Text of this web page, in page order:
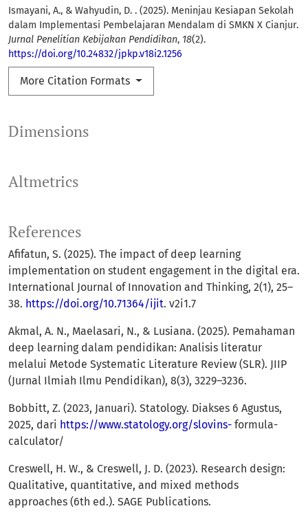
Dimensions
Altmetrics
Ismayani, A., & Wahyudin, D. . (2025). Meninjau Kesiapan Sekolah
dalam Implementasi Pembelajaran Mendalam di SMKN X Cianjur.
Jurnal Penelitian Kebijakan Pendidikan, 18(2).
https://doi.org/10.24832/jpkp.v18i2.1256
More Citation Formats
References
Afifatun, S. (2025). The impact of deep learning
implementation on student engagement in the digital era.
International Journal of Innovation and Thinking, 2(1), 25–
38. https://doi.org/10.71364/ijit. v2i1.7
Akmal, A. N., Maelasari, N., & Lusiana. (2025). Pemahaman
deep learning dalam pendidikan: Analisis literatur
melalui Metode Systematic Literature Review (SLR). JIIP
(Jurnal Ilmiah Ilmu Pendidikan), 8(3), 3229–3236.
Bobbitt, Z. (2023, Januari). Statology. Diakses 6 Agustus,
2025, dari https://www.statology.org/slovins- formula-
calculator/
Creswell, H. W., & Creswell, J. D. (2023). Research design:
Qualitative, quantitative, and mixed methods
approaches (6th ed.). SAGE Publications.